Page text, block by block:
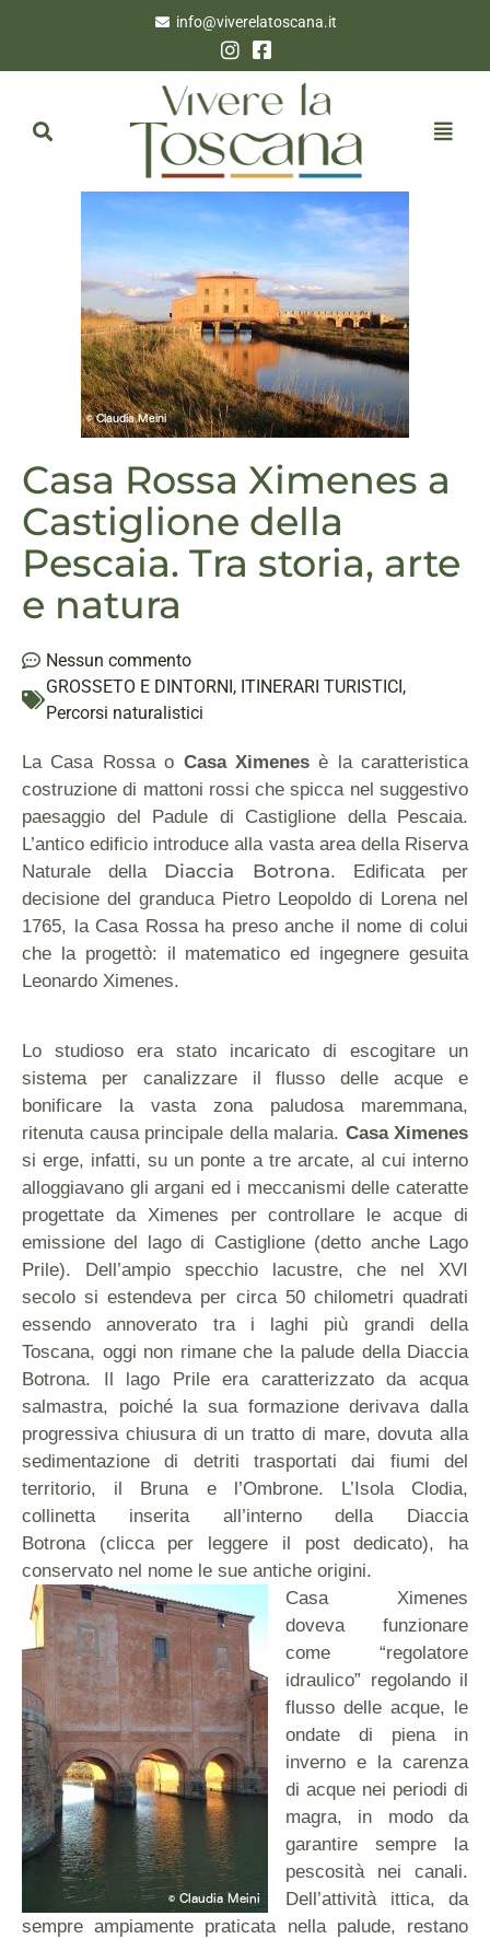
info@viverelatoscana.it
Casa Rossa Ximenes a
Castiglione della
Pescaia. Tra storia, arte
e natura
Nessun commento
GROSSETO E DINTORNI, ITINERARI TURISTICI,
Percorsi naturalistici
La Casa Rossa o Casa Ximenesè la caratteristica
costruzione di mattoni rossi che spicca nel suggestivo
paesaggio del Padule di Castiglione della Pescaia.
L’antico edificio introduce alla vasta area della Riserva
Naturale della Diaccia Botrona. Edificata per
decisione del granduca Pietro Leopoldo di Lorena nel
1765, la Casa Rossa ha preso anche il nome di colui
che la progettò: il matematico ed ingegnere gesuita
Leonardo Ximenes.
Lo studioso era stato incaricato di escogitare un
sistema per canalizzare il flusso delle acque e
bonificare la vasta zona paludosa maremmana,
ritenuta causa principale della malaria. Casa Ximenes
si erge, infatti, su un ponte a tre arcate, al cui interno
alloggiavano gli argani ed i meccanismi delle cateratte
progettate da Ximenes per controllare le acque di
emissione del lago di Castiglione (detto anche Lago
Prile). Dell’ampio specchio lacustre, che nel XVI
secolo si estendeva per circa 50 chilometri quadrati
essendo annoverato tra i laghi più grandi della
Toscana, oggi non rimane che la palude della Diaccia
Botrona. Il lago Prile era caratterizzato da acqua
salmastra, poiché la sua formazione derivava dalla
progressiva chiusura di un tratto di mare, dovuta alla
sedimentazione di detriti trasportati dai fiumi del
territorio, il Bruna e l’Ombrone. L’Isola Clodia,
collinetta inserita all’interno della Diaccia
Botrona (clicca per leggere il post dedicato), ha
conservato nel nome le sue antiche origini.
Casa Ximenes
doveva funzionare
come “regolatore
idraulico” regolando il
flusso delle acque, le
ondate di piena in
inverno e la carenza
di acque nei periodi di
magra, in modo da
garantire sempre la
pescosità nei canali.
Dell’attività ittica, da
sempre ampiamente praticata nella palude, restano